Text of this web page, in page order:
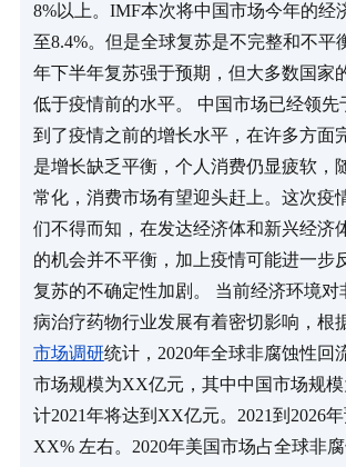
8%以上。IMF本次将中国市场今年的经
至8.4%。但是全球复苏是不完整和不平
年下半年复苏强于预期，但大多数国家
低于疫情前的水平。 中国市场已经领先
到了疫情之前的增长水平，在许多方面
是增长缺乏平衡，个人消费仍显疲软，
常化，消费市场有望迎头赶上。这次疫
们不得而知，在发达经济体和新兴经济
的机会并不平衡，加上疫情可能进一步
复苏的不确定性加剧。 当前经济环境对
病治疗药物行业发展有着密切影响，根
市场调研统计，2020年全球非腐蚀性回
市场规模为XX亿元，其中中国市场规
计2021年将达到XX亿元。2021到2026
XX% 左右。2020年美国市场占全球非